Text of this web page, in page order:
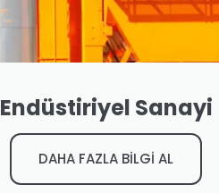
Endüstiriyel Sanayi
DAHA FAZLA BİLGİ AL